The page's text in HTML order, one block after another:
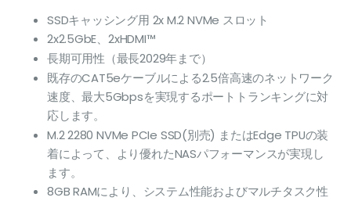
images
gallery
SSDキャッシング用 2x M.2 NVMe スロット
2x2.5GbE、2xHDMI™
長期可用性（最長2029年まで）
既存のCAT5eケーブルによる2.5倍高速のネットワーク
速度、最大5Gbpsを実現するポートトランキングに対
応します。
M.2 2280 NVMe PCIe SSD(別売) またはEdge TPUの装
着によって、より優れたNASパフォーマンスが実現し
ます。
8GB RAMにより、システム性能およびマルチタスク性